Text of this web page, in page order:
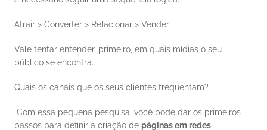
Atrair > Converter > Relacionar > Vender
Vale tentar entender, primeiro, em quais mídias o seu
público se encontra.
Quais os canais que os seus clientes frequentam?
passos para definir a criação de páginas em redes